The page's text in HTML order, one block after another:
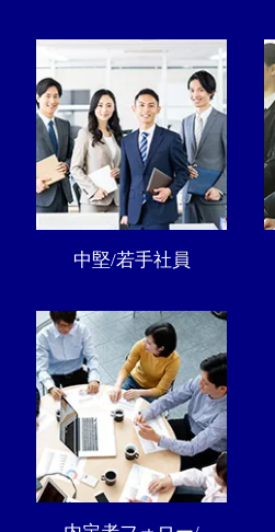
中堅/若手社員